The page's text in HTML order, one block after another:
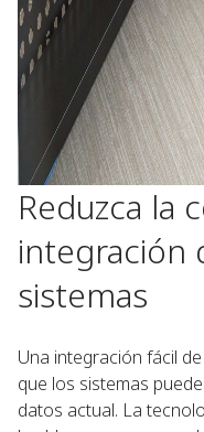
Reduzca la
integración
sistemas
Una integración fácil
que los sistemas
datos actual. La